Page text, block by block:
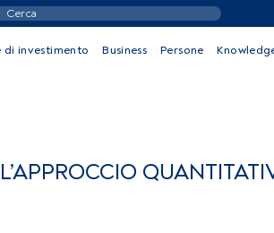
di investimento Business Persone